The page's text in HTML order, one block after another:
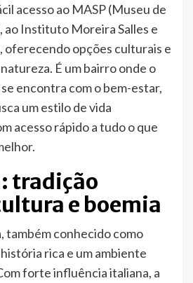
acesso ao MASP (Museu de
ao Instituto Moreira Salles e
oferecendo opções culturais e
É um bairro onde o
encontra com o bem-estar,
um estilo de vida
acesso rápido a tudo o que
tradição
e boemia
também conhecido como
rica e um ambiente
forte influência italiana, a